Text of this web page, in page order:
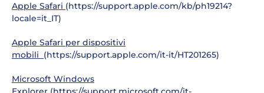
Apple Safari (https://support.apple.com/kb/ph19214?
locale=it_IT)
Apple Safari per dispositivi
mobili (https://support.apple.com/it-it/HT201265)
Microsoft Windows